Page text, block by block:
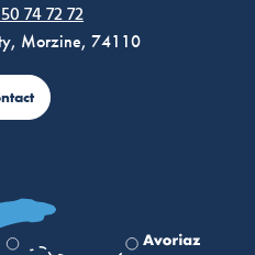
74 72 72
Morzine, 74110